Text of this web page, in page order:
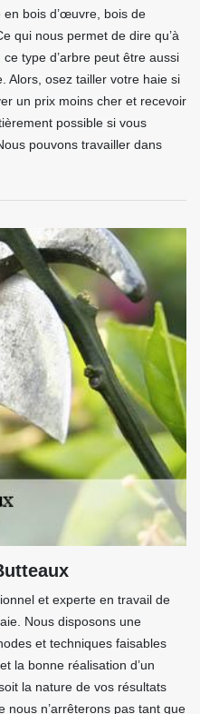
bois d’œuvre, bois de
qui nous permet de dire qu’à
type d’arbre peut être aussi
Alors, osez tailler votre haie si
un prix moins cher et recevoir
possible si vous
pouvons travailler dans
et experte en travail de
Nous disposons une
et techniques faisables
la bonne réalisation d’un
la nature de vos résultats
nous n’arrêterons pas tant que